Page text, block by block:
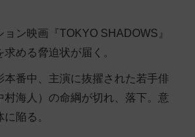
ョン映画『TOKYO SHADOWS』
める脅迫状が届く。
本番中、主演に抜擢された若手俳
村海人）の命綱が切れ、落下。意
陥る。